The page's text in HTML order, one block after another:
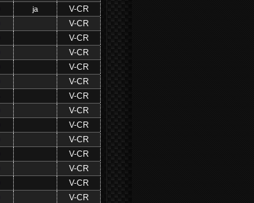
ja V-CR
V-CR
V-CR
V-CR
V-CR
V-CR
V-CR
V-CR
V-CR
V-CR
V-CR
V-CR
V-CR
V-CR